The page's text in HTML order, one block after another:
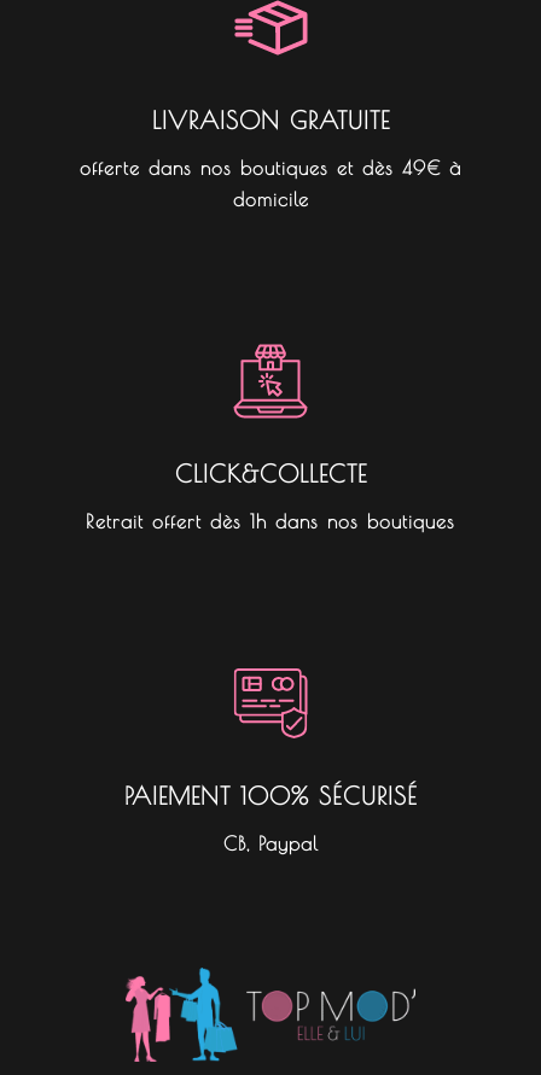
a
m
LIVRAISON GRATUITE
offerte dans nos boutiques et dès 49€ à
domicile
CLICK&COLLECTE
Retrait offert dès 1h dans nos boutiques
PAIEMENT 100% SÉCURISÉ
CB, Paypal